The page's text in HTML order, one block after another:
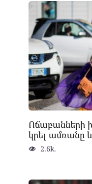
Ոճաբանների
կրել ամռանը և
2.6k.